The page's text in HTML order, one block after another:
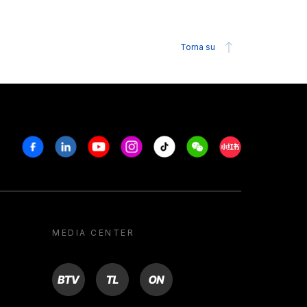
Torna su
FacebookLinkedinYoutubeInstagram
Tiktok WeechatXiaohongshu/
MEDIA CENTER
BTV TL ON